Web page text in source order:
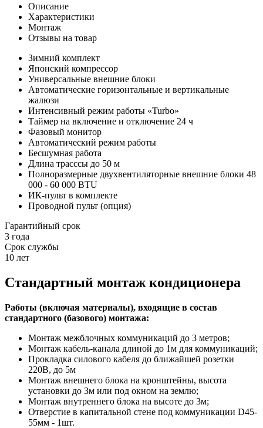
Описание
Характеристики
Монтаж
Отзывы на товар
Зимний комплект
Японский компрессор
Универсальные внешние блоки
Автоматические горизонтальные и вертикальные
жалюзи
Интенсивный режим работы «Turbo»
Таймер на включение и отключение 24 ч
Фазовый монитор
Автоматический режим работы
Бесшумная работа
Длина трасссы до 50 м
Полноразмерные двухвентиляторные внешние блоки 48
000 - 60 000 BTU
ИК-пульт в комплекте
Проводной пульт (опция)
Гарантийный срок
3 года
Срок службы
10 лет
Стандартный монтаж кондиционера
Работы (включая материалы), входящие в состав
стандартного (базового) монтажа:
Монтаж межблочных коммуникаций до 3 метров;
Монтаж кабель-канала длиной до 1м для коммуникаций;
Прокладка силового кабеля до ближайшей розетки
220В, до 5м
Монтаж внешнего блока на кронштейны, высота
установки до 3м или под окном на землю;
Монтаж внутреннего блока на высоте до 3м;
Отверстие в капитальной стене под коммуникации D45-
55мм - 1шт.